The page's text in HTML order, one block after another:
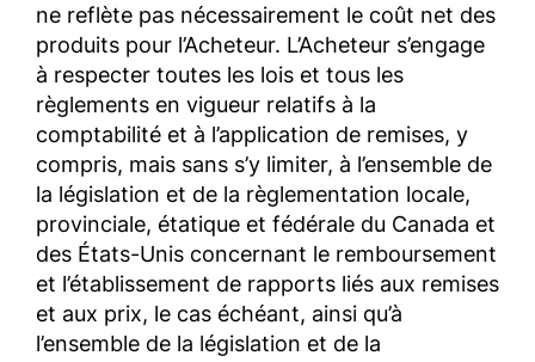
ne reflète pas nécessairement le coût net des
produits pour l’Acheteur. L’Acheteur s’engage
à respecter toutes les lois et tous les
règlements en vigueur relatifs à la
comptabilité et à l’application de remises, y
compris, mais sans s’y limiter, à l’ensemble de
la législation et de la règlementation locale,
provinciale, étatique et fédérale du Canada et
des États-Unis concernant le remboursement
et l’établissement de rapports liés aux remises
et aux prix, le cas échéant, ainsi qu’à
l’ensemble de la législation et de la